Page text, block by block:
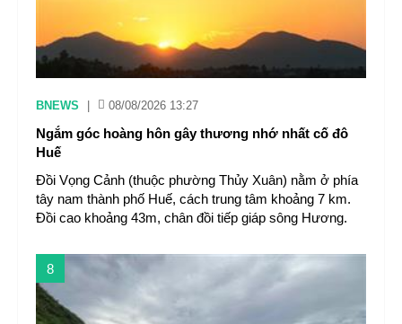
BNEWS 08/08/2026 13:27
Ngắm góc hoàng hôn gây thương nhớ nhất cố đô
Huế
Đồi Vọng Cảnh (thuộc phường Thủy Xuân) nằm ở phía
tây nam thành phố Huế, cách trung tâm khoảng 7 km.
Đồi cao khoảng 43m, chân đồi tiếp giáp sông Hương.
8